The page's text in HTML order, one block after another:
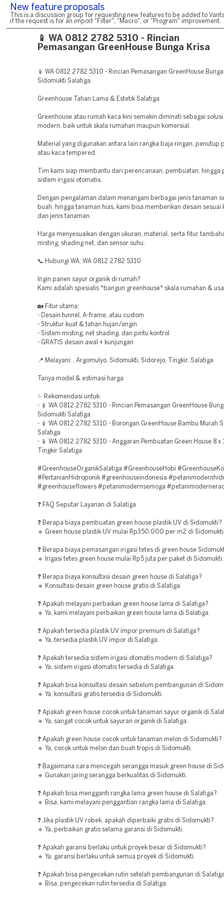
New feature proposals
This is a discussion group for requesting new features to be added to
if the request is for an import "Filter", "Macro", or "Program" improvement.
📱 WA 0812 2782 5310 - Rincian
Pemasangan GreenHouse Bunga Krisa
📱 WA 0812 2782 5310 - Rincian Pemasangan GreenHouse
Sidomukti Salatiga
Greenhouse Tahan Lama & Estetik Salatiga
Greenhouse atau rumah kaca kini semakin diminati sebagai
modern, baik untuk skala rumahan maupun komersial.
Material yang digunakan antara lain rangka baja ringan, penutup
atau kaca tempered.
Tim kami siap membantu dari perencanaan, pembuatan, hingga
sistem irigasi otomatis.
Dengan pengalaman dalam menangani berbagai jenis tanaman
buah, hingga tanaman hias, kami bisa memberikan desain sesuai
dan jenis tanaman.
Harga menyesuaikan dengan ukuran, material, serta fitur
misting, shading net, dan sensor suhu.
📞 Hubungi WA: WA 0812 2782 5310
Ingin panen sayur organik di rumah?
Kami adalah spesialis *bangun greenhouse* skala rumahan &
🏡 Fitur utama:
- Desain tunnel, A-frame, atau custom
- Struktur kuat & tahan hujan/angin
- Sistem misting, net shading, dan pintu kontrol
- GRATIS desain awal + kunjungan
📍 Melayani: , Argomulyo, Sidomukti, Sidorejo, Tingkir, Salatiga
Tanya model & estimasi harga
✨ Rekomendasi untuk:
- 📱 WA 0812 2782 5310 - Rincian Pemasangan GreenHouse
Sidomukti Salatiga
- 📱 WA 0812 2782 5310 - Borongan GreenHouse Bambu Murah
Salatiga
- 📱 WA 0812 2782 5310 - Anggaran Pembuatan Green House 8 x
Tingkir Salatiga
#GreenhouseOrganikSalatiga #GreenhouseHobi
#PertanianHidroponik #greenhouseindonesia
#greenhouseflowers #petanimodernsemoga
❓ FAQ Seputar Layanan di Salatiga
❓ Berapa biaya pembuatan green house plastik UV di Sidomukti?
🔹 Green house plastik UV mulai Rp350.000 per m2 di
❓ Berapa biaya pemasangan irigasi tetes di green house
🔹 Irigasi tetes green house mulai Rp5 juta per paket di Sidomukti.
❓ Berapa biaya konsultasi desain green house di Salatiga?
🔹 Konsultasi desain green house gratis di Salatiga.
❓ Apakah melayani perbaikan green house lama di Salatiga?
🔹 Ya, kami melayani perbaikan green house lama di Salatiga.
❓ Apakah tersedia plastik UV impor premium di Salatiga?
🔹 Ya, tersedia plastik UV impor di Salatiga.
❓ Apakah tersedia sistem irigasi otomatis modern di Salatiga?
🔹 Ya, sistem irigasi otomatis tersedia di Salatiga.
❓ Apakah bisa konsultasi desain sebelum pembangunan di
🔹 Ya, konsultasi gratis tersedia di Sidomukti.
❓ Apakah green house cocok untuk tanaman sayur organik di
🔹 Ya, sangat cocok untuk sayuran organik di Salatiga.
❓ Apakah green house cocok untuk tanaman melon di Sidomukti?
🔹 Ya, cocok untuk melon dan buah tropis di Sidomukti.
❓ Bagaimana cara mencegah serangga masuk green house di
🔹 Gunakan jaring serangga berkualitas di Sidomukti.
❓ Apakah bisa mengganti rangka lama green house di Salatiga?
🔹 Bisa, kami melayani penggantian rangka lama di Salatiga.
❓ Jika plastik UV robek, apakah diperbaiki gratis di Sidomukti?
🔹 Ya, perbaikan gratis selama garansi di Sidomukti.
❓ Apakah garansi berlaku untuk proyek besar di Sidomukti?
🔹 Ya, garansi berlaku untuk semua proyek di Sidomukti.
❓ Apakah bisa pengecekan rutin setelah pembangunan di
🔹 Bisa, pengecekan rutin tersedia di Salatiga.